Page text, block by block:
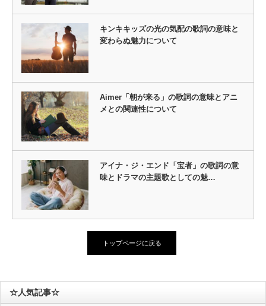
キンキキッズの光の気配の歌詞の意味と
変わらぬ魅力について
Aimer「朝が来る」の歌詞の意味とアニ
メとの関連性について
アイナ・ジ・エンド「宝者」の歌詞の意
味とドラマの主題歌としての魅…
トップページに戻る
☆人気記事☆